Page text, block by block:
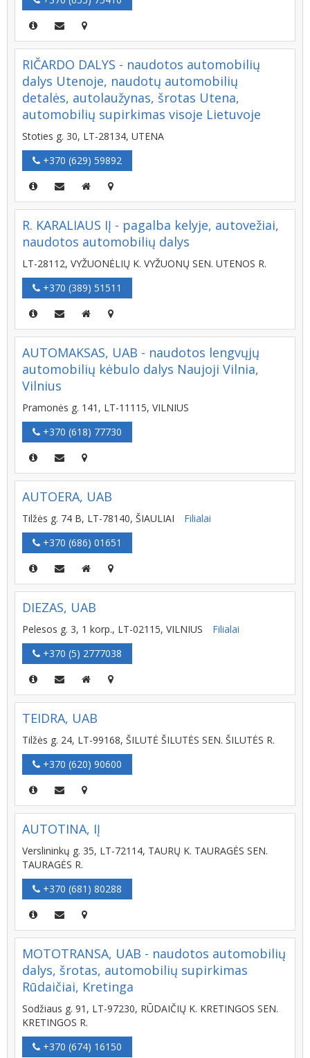
RIČARDO DALYS - naudotos automobilių
dalys Utenoje, naudotų automobilių
detalės, autolaužynas, šrotas Utena,
automobilių supirkimas visoje Lietuvoje
Stoties g. 30, LT-28134, UTENA
+370 (629) 59892
R. KARALIAUS IĮ - pagalba kelyje, autovežiai,
naudotos automobilių dalys
LT-28112, VYŽUONĖLIŲ K. VYŽUONŲ SEN. UTENOS R.
+370 (389) 51511
AUTOMAKSAS, UAB - naudotos lengvųjų
automobilių kėbulo dalys Naujoji Vilnia,
Vilnius
Pramonės g. 141, LT-11115, VILNIUS
+370 (618) 77730
AUTOERA, UAB
Tilžės g. 74 B, LT-78140, ŠIAULIAI
Filialai
+370 (686) 01651
DIEZAS, UAB
Pelesos g. 3, 1 korp., LT-02115, VILNIUS
Filialai
+370 (5) 2777038
TEIDRA, UAB
Tilžės g. 24, LT-99168, ŠILUTĖ ŠILUTĖS SEN. ŠILUTĖS R.
+370 (620) 90600
AUTOTINA, IĮ
Verslininkų g. 35, LT-72114, TAURŲ K. TAURAGĖS SEN.
TAURAGĖS R.
+370 (681) 80288
MOTOTRANSA, UAB - naudotos automobilių
dalys, šrotas, automobilių supirkimas
Rūdaičiai, Kretinga
Sodžiaus g. 91, LT-97230, RŪDAIČIŲ K. KRETINGOS SEN.
KRETINGOS R.
+370 (674) 16150